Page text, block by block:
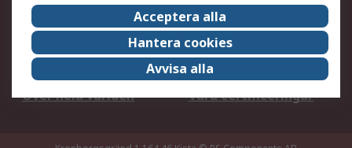
Om RS
Försäljningsvillkor
Det juridiska
Press Centre
Jobba hos RS
ESG
Över hela världen
Våra certificeringar
Acceptera alla
Hantera cookies
Avvisa alla